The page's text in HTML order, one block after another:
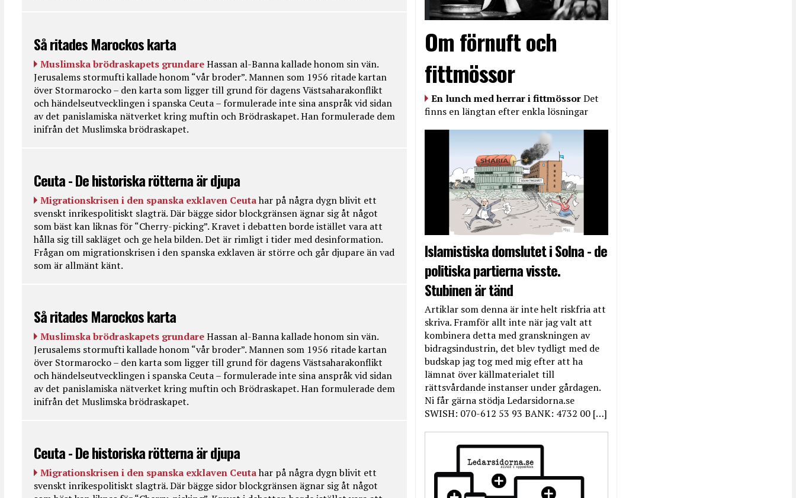
Så ritades Marockos karta
Muslimska brödraskapets grundareHassan al-Banna kallade honom sin vän.
Jerusalems stormufti kallade honom “vår broder”. Mannen som 1956 ritade kartan
över Stormarocko – den karta som ligger till grund för dagens Västsaharakonflikt
och händelseutvecklingen i spanska Ceuta – formulerade inte sina anspråk vid sidan
av det panislamiska nätverket kring muftin och Brödraskapet. Han formulerade dem
inifrån det Muslimska brödraskapet.
Ceuta - De historiska rötterna är djupa
Migrationskrisen i den spanska exklaven Ceutahar på några dygn blivit ett
svenskt inrikespolitiskt slagträ. Där bägge sidor blockgränsen ägnar sig åt något
som bäst kan liknas för “Cherry-picking”. Kravet i debatten borde istället vara att
hålla sig till sakläget och ge hela bilden. Det är rimligt i tider med desinformation.
Frågan om migrationskrisen i den spanska exklaven är större och går djupare än vad
som är allmänt känt.
Så ritades Marockos karta
Muslimska brödraskapets grundareHassan al-Banna kallade honom sin vän.
Jerusalems stormufti kallade honom “vår broder”. Mannen som 1956 ritade kartan
över Stormarocko – den karta som ligger till grund för dagens Västsaharakonflikt
och händelseutvecklingen i spanska Ceuta – formulerade inte sina anspråk vid sidan
av det panislamiska nätverket kring muftin och Brödraskapet. Han formulerade dem
inifrån det Muslimska brödraskapet.
Ceuta - De historiska rötterna är djupa
Migrationskrisen i den spanska exklaven Ceutahar på några dygn blivit ett
svenskt inrikespolitiskt slagträ. Där bägge sidor blockgränsen ägnar sig åt något
Om förnuft och
fittmössor
En lunch med herrar i fittmössorDet
finns en längtan efter enkla lösningar
Islamistiska domslutet i Solna - de
politiska partierna visste.
Stubinen är tänd
Artiklar som denna är inte helt riskfria att
skriva. Framför allt inte när jag valt att
kombinera detta med granskningen av
bidragsindustrin, det blev tydligt med de
budskap jag tog med mig efter att ha
lämnat över källmaterialet till
rättsvårdande instanser under gårdagen.
Ni får gärna stödja Ledarsidorna.se
SWISH: 070-612 53 93 BANK: 4732 00 […]